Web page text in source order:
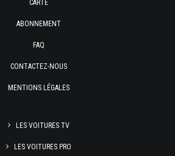
CARTE
ABONNEMENT
FAQ
CONTACTEZ-NOUS
MENTIONS LÉGALES
LES VOITURES TV
LES VOITURES PRO